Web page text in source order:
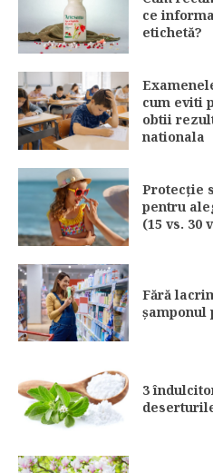
ce
etichetă?
cum eviti
obtii
nationala
Protecție
pentru
(15 vs. 30
Fără
șamponul
3